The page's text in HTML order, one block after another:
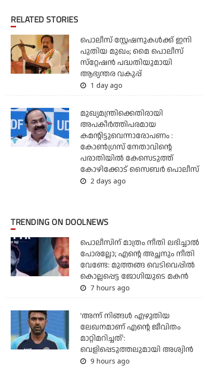
RELATED STORIES
പൊലീസ് സ്റ്റേഷനുകള്‍ക്ക് ഇനി
പുതിയ മുഖം; മൈ പൊലീസ്
സ്‌റ്റേഷന്‍ പദ്ധതിയുമായി
ആഭ്യന്തര വകുപ്പ്
1 day ago
മുഖ്യമന്ത്രിക്കെതിരായി
അപകീര്‍ത്തിപരമായ
കമന്റിട്ടുവെന്നാരോപണം :
കോണ്‍ഗ്രസ് നേതാവിന്റെ
പരാതിയില്‍ കേസെടുത്ത്
കോഴിക്കോട് സൈബര്‍ പൊലീസ്
2 days ago
TRENDING ON DOOLNEWS
പൊലീസിന് മാത്രം നീതി ലഭിച്ചാല്‍
പോരല്ലോ; എന്റെ അച്ഛനും നീതി
വേണ്ടേ: മുത്തങ്ങ വെടിവെപ്പില്‍
കൊല്ലപ്പെട്ട ജോഗിയുടെ മകന്‍
7 hours ago
'അന്ന് നിങ്ങള്‍ എഴുതിയ
ലേഖനമാണ് എന്റെ ജീവിതം
മാറ്റിമറിച്ചത്':
വെളിപ്പെടുത്തലുമായി അശ്വിന്‍
9 hours ago